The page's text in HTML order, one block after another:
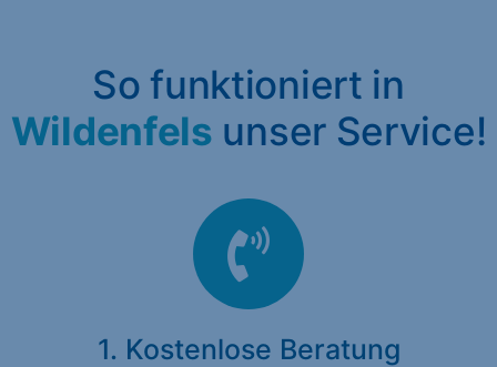
So funktioniert in
Wildenfels unser Service!
1. Kostenlose Beratung